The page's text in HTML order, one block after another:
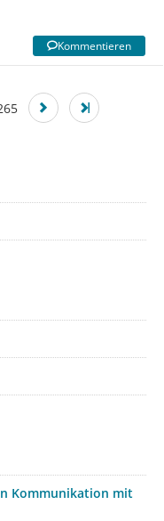
Kommentieren
Kommunikation mit